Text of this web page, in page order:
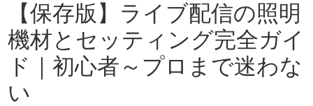
【保存版】ライブ配信の照明
機材とセッティング完全ガイ
ド｜初心者～プロまで迷わな
い